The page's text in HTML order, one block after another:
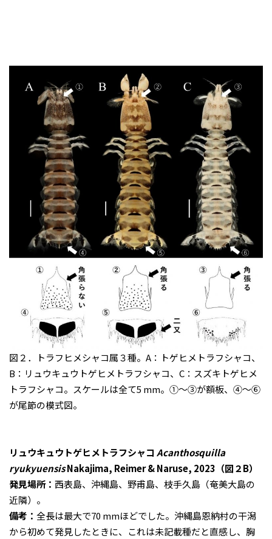
図２．トラフヒメシャコ属３種。A：トゲヒメトラフシャコ、
B：リュウキュウトゲヒメトラフシャコ、C：スズキトゲヒメ
トラフシャコ。スケールは全て5 mm。①～③が額板、④～⑥
が尾節の模式図。
リュウキュウトゲヒメトラフシャコ Acanthosquilla
ryukyuensisNakajima, Reimer & Naruse, 2023（図２B）
発見場所： 西表島、沖縄島、野甫島、枝手久島（奄美大島の
近隣）。
備考： 全長は最大で70 mmほどでした。沖縄島恩納村の干潟
から初めて発見したときに、これは未記載種だと直感し、胸